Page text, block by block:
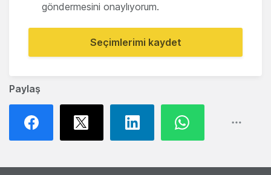
Paylaş
göndermesini onaylıyorum.
Seçimlerimi kaydet